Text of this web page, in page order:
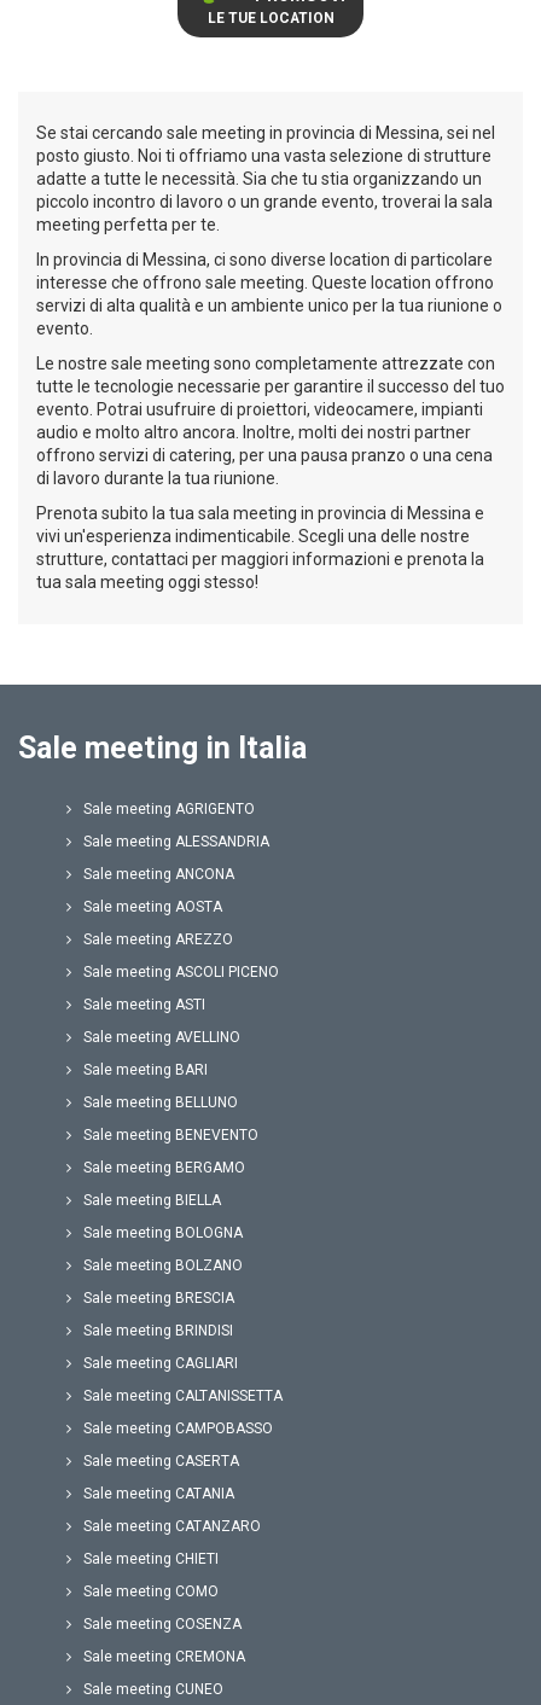
LE TUE LOCATION
Se stai cercando sale meeting in provincia di Messina, sei nel
posto giusto. Noi ti offriamo una vasta selezione di strutture
adatte a tutte le necessità. Sia che tu stia organizzando un
piccolo incontro di lavoro o un grande evento, troverai la sala
meeting perfetta per te.
In provincia di Messina, ci sono diverse location di particolare
interesse che offrono sale meeting. Queste location offrono
servizi di alta qualità e un ambiente unico per la tua riunione o
evento.
Le nostre sale meeting sono completamente attrezzate con
tutte le tecnologie necessarie per garantire il successo del tuo
evento. Potrai usufruire di proiettori, videocamere, impianti
audio e molto altro ancora. Inoltre, molti dei nostri partner
offrono servizi di catering, per una pausa pranzo o una cena
di lavoro durante la tua riunione.
Prenota subito la tua sala meeting in provincia di Messina e
vivi un'esperienza indimenticabile. Scegli una delle nostre
strutture, contattaci per maggiori informazioni e prenota la
tua sala meeting oggi stesso!
Sale meeting in Italia
Sale meeting AGRIGENTO
Sale meeting ALESSANDRIA
Sale meeting ANCONA
Sale meeting AOSTA
Sale meeting AREZZO
Sale meeting ASCOLI PICENO
Sale meeting ASTI
Sale meeting AVELLINO
Sale meeting BARI
Sale meeting BELLUNO
Sale meeting BENEVENTO
Sale meeting BERGAMO
Sale meeting BIELLA
Sale meeting BOLOGNA
Sale meeting BOLZANO
Sale meeting BRESCIA
Sale meeting BRINDISI
Sale meeting CAGLIARI
Sale meeting CALTANISSETTA
Sale meeting CAMPOBASSO
Sale meeting CASERTA
Sale meeting CATANIA
Sale meeting CATANZARO
Sale meeting CHIETI
Sale meeting COMO
Sale meeting COSENZA
Sale meeting CREMONA
Sale meeting CUNEO